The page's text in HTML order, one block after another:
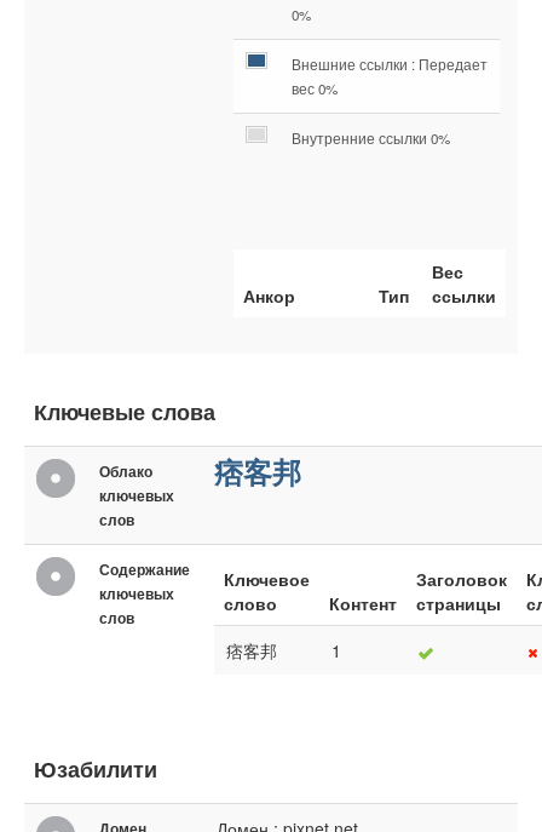
0%
Внешние ссылки : Передает
вес 0%
Внутренние ссылки 0%
Анкор Тип
Вес
ссылки
Ключевые слова
Облако
ключевых
слов
痞客邦
Содержание
ключевых
слов
Ключевое
слово
Контент
Заголовок
страницы
痞客邦
1
Юзабилити